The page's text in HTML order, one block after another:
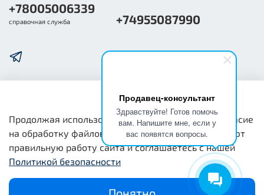
Продавец-консультант
Здравствуйте! Готов помочь
вам. Напишите мне, если у
вас появятся вопросы.
Общая информация
Юридическая информация
+78005006339
справочная служба +74955087990
Продолжая использовать наш сайт, вы даете согласие
на обработку файлов cookie, которые обеспечивают
правильную работу сайта и соглашаетесь с нашей
Политикой безопасности